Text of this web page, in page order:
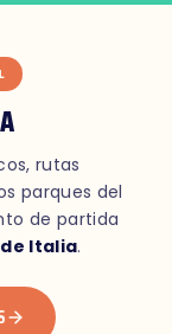
rutas
parques del
de partida
Italia.